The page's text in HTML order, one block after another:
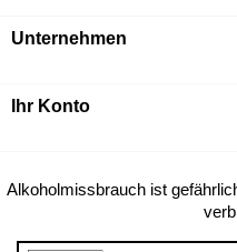
Unternehmen
Ihr Konto
Alkoholmissbrauch ist